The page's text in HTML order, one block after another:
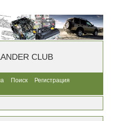
CLUB
Поиск
Регистрация